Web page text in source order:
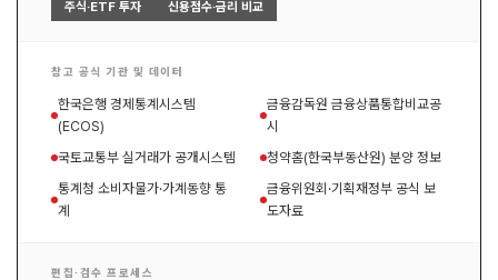
주식·ETF 투자
신용점수·금리 비교
참고 공식 기관 및 데이터
한국은행 경제통계시스템
(ECOS)
금융감독원 금융상품통합비교공
시
국토교통부 실거래가 공개시스템
청약홈(한국부동산원) 분양 정보
통계청 소비자물가·가계동향 통
계
금융위원회·기획재정부 공식 보
도자료
편집·검수 프로세스